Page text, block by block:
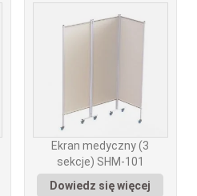
Ekran medyczny (3
sekcje) SHM-101
Dowiedz się więcej